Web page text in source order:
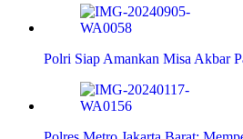
Polri Siap Amankan Misa Akbar